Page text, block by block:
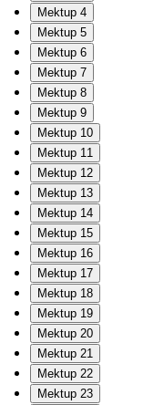
Mektup 4
Mektup 5
Mektup 6
Mektup 7
Mektup 8
Mektup 9
Mektup 10
Mektup 11
Mektup 12
Mektup 13
Mektup 14
Mektup 15
Mektup 16
Mektup 17
Mektup 18
Mektup 19
Mektup 20
Mektup 21
Mektup 22
Mektup 23